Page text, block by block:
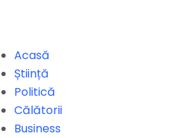
Acasă
Știință
Politică
Călătorii
Business